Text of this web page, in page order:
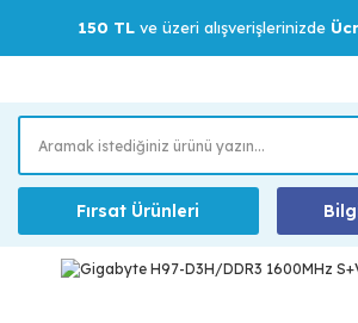
150 TLve üzeri alışverişlerinizde
Fırsat Ürünleri